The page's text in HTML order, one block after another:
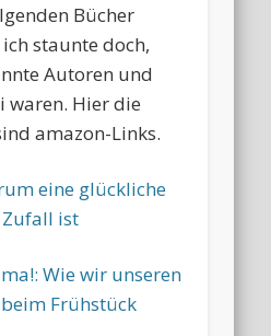
Bücher
staunte doch,
Autoren und
waren. Hier die
amazon-Links.
eine glückliche
Zufall ist
Wie wir unseren
Frühstück